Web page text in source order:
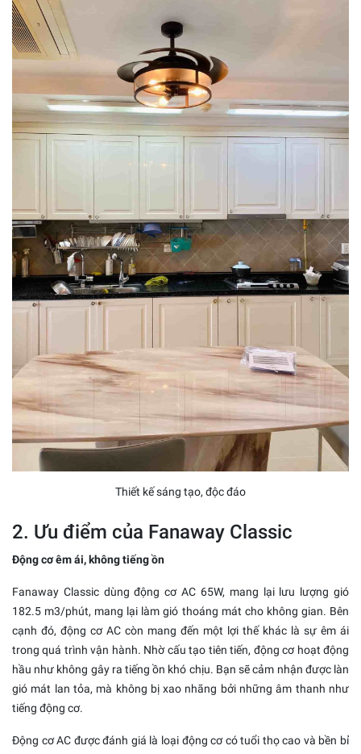
Thiết kế sáng tạo, độc đáo
2. Ưu điểm của Fanaway Classic
Động cơ êm ái, không tiếng ồn
Fanaway Classic dùng động cơ AC 65W, mang lại lưu lượng gió
182.5 m3/phút, mang lại làm gió thoáng mát cho không gian. Bên
cạnh đó, động cơ AC còn mang đến một lợi thế khác là sự êm ái
trong quá trình vận hành. Nhờ cấu tạo tiên tiến, động cơ hoạt động
hầu như không gây ra tiếng ồn khó chịu. Bạn sẽ cảm nhận được làn
gió mát lan tỏa, mà không bị xao nhãng bởi những âm thanh như
tiếng động cơ.
Động cơ AC được đánh giá là loại động cơ có tuổi thọ cao và bền bỉ